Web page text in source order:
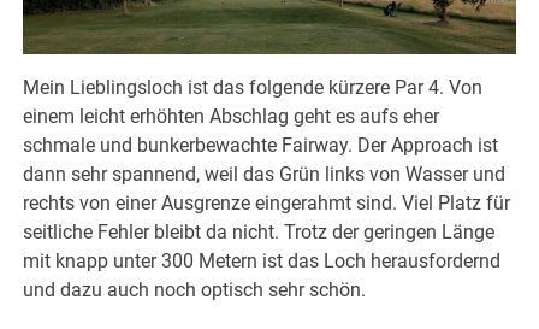
Mein Lieblingsloch ist das folgende kürzere Par 4. Von
einem leicht erhöhten Abschlag geht es aufs eher
schmale und bunkerbewachte Fairway. Der Approach ist
dann sehr spannend, weil das Grün links von Wasser und
rechts von einer Ausgrenze eingerahmt sind. Viel Platz für
seitliche Fehler bleibt da nicht. Trotz der geringen Länge
mit knapp unter 300 Metern ist das Loch herausfordernd
und dazu auch noch optisch sehr schön.